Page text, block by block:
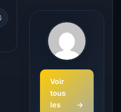
Voir
tous
les
→